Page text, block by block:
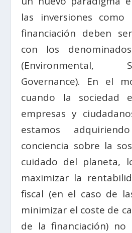
las inversiones
financiación deben
con los
(Environmental,
Governance). En el
cuando la sociedad
empresas y
estamos
conciencia sobre la
cuidado del planeta,
maximizar la
fiscal (en el caso de
minimizar el coste de
de la financiación) no